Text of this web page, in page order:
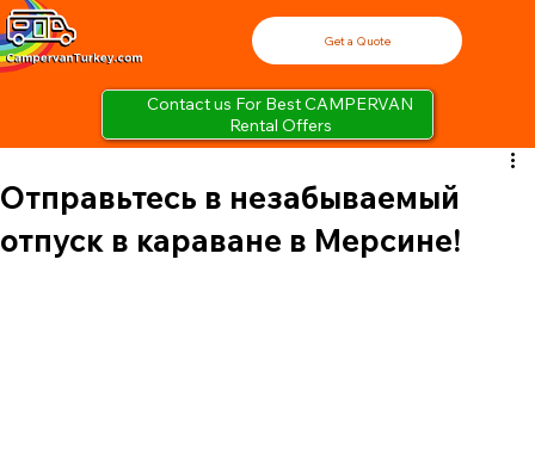
Contact us For Best CAMPERVAN
Rental Offers
Get a Quote
Отправьтесь в незабываемый
отпуск в караване в Мерсине!